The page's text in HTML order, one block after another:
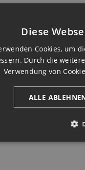
1200x1200x100...
Request

Diese
Cookies, um
Durch die
Verwendung von
ALLE